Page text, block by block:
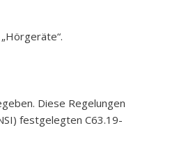
Diese Regelungen
festgelegten C63.19-